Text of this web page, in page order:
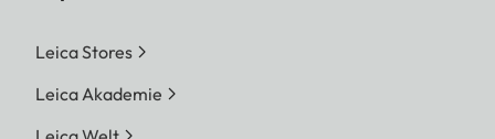
Leica Stores
Leica Akademie